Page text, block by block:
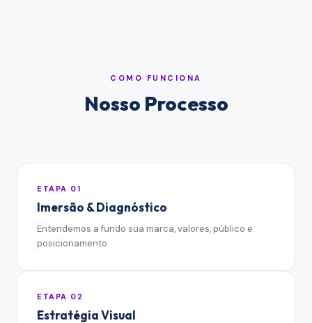
COMO FUNCIONA
Nosso Processo
ETAPA 01
Imersão & Diagnóstico
Entendemos a fundo sua marca, valores, público e
posicionamento.
ETAPA 02
Estratégia Visual